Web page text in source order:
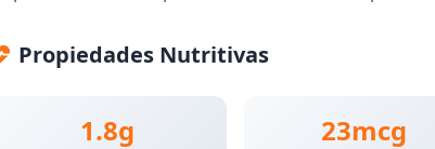
Propiedades Nutritivas
1.8g 23mcg